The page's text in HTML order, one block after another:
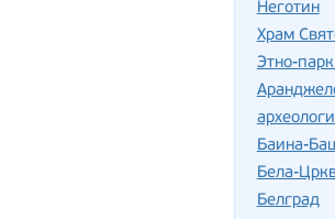
Неготин
Храм
Этно-
Баина-
Бела-
Белград